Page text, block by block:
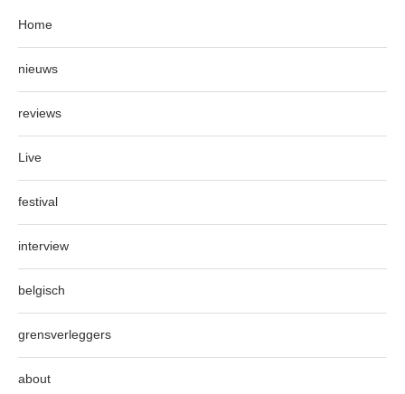
Home
nieuws
reviews
Live
festival
interview
belgisch
grensverleggers
about